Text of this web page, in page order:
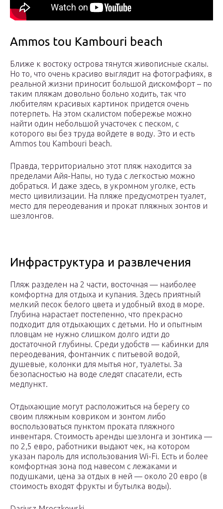
Ammos tou Kambouri beach
Ближе к востоку острова тянутся живописные скалы.
Но то, что очень красиво выглядит на фотографиях, в
реальной жизни приносит большой дискомфорт – по
таким пляжам довольно больно ходить, так что
любителям красивых картинок придется очень
потерпеть. На этом скалистом побережье можно
найти один небольшой участочек с песком, с
которого вы без труда войдете в воду. Это и есть
Ammos tou Kambouri beach.
Правда, территориально этот пляж находится за
пределами Айя-Напы, но туда с легкостью можно
добраться. И даже здесь, в укромном уголке, есть
место цивилизации. На пляже предусмотрен туалет,
место для переодевания и прокат пляжных зонтов и
шезлонгов.
Инфраструктура и развлечения
Пляж разделен на 2 части, восточная — наиболее
комфортна для отдыха и купания. Здесь приятный
мелкий песок белого цвета и удобный вход в море.
Глубина нарастает постепенно, что прекрасно
подходит для отдыхающих с детьми. Но и опытным
пловцам не нужно слишком долго идти до
достаточной глубины. Среди удобств — кабинки для
переодевания, фонтанчик с питьевой водой,
душевые, колонки для мытья ног, туалеты. За
безопасностью на воде следят спасатели, есть
медпункт.
Отдыхающие могут расположиться на берегу со
своим пляжным ковриком и зонтом либо
воспользоваться пунктом проката пляжного
инвентаря. Стоимость аренды шезлонга и зонтика —
по 2,5 евро, работники выдают чек, на котором
указан пароль для использования Wi-Fi. Есть и более
комфортная зона под навесом с лежаками и
подушками, цена за отдых в ней — около 20 евро (в
стоимость входят фрукты и бутылка воды).